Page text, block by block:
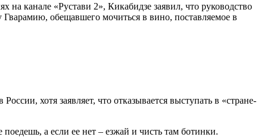
на канале «Рустави 2», Кикабидзе заявил, что руководство
обещавшего мочиться в вино, поставляемое в
хотя заявляет, что отказывается выступать в «стране-
а если ее нет – езжай и чисть там ботинки.